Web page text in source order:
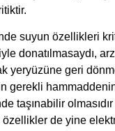
suyun özellikleri
donatılmasaydı,
yeryüzüne geri
gerekli
taşınabilir
de yine